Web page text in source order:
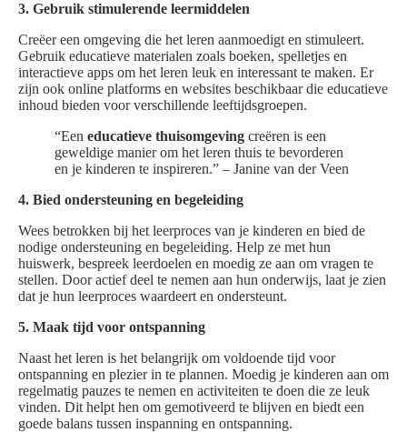
3. Gebruik stimulerende leermiddelen
Creëer een omgeving die het leren aanmoedigt en stimuleert.
Gebruik educatieve materialen zoals boeken, spelletjes en
interactieve apps om het leren leuk en interessant te maken. Er
zijn ook online platforms en websites beschikbaar die educatieve
inhoud bieden voor verschillende leeftijdsgroepen.
“Een educatieve thuisomgeving creëren is een
geweldige manier om het leren thuis te bevorderen
en je kinderen te inspireren.” – Janine van der Veen
4. Bied ondersteuning en begeleiding
Wees betrokken bij het leerproces van je kinderen en bied de
nodige ondersteuning en begeleiding. Help ze met hun
huiswerk, bespreek leerdoelen en moedig ze aan om vragen te
stellen. Door actief deel te nemen aan hun onderwijs, laat je zien
dat je hun leerproces waardeert en ondersteunt.
5. Maak tijd voor ontspanning
Naast het leren is het belangrijk om voldoende tijd voor
ontspanning en plezier in te plannen. Moedig je kinderen aan om
regelmatig pauzes te nemen en activiteiten te doen die ze leuk
vinden. Dit helpt hen om gemotiveerd te blijven en biedt een
goede balans tussen inspanning en ontspanning.